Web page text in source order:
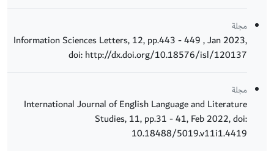
مجلة
Information Sciences Letters, 12, pp.443 - 449 , Jan 2023,
doi: http://dx.doi.org/10.18576/isl/120137
مجلة
International Journal of English Language and Literature
Studies, 11, pp.31 - 41, Feb 2022, doi:
10.18488/5019.v11i1.4419